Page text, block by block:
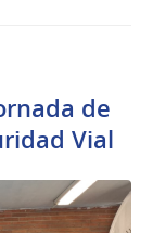
de
Vial